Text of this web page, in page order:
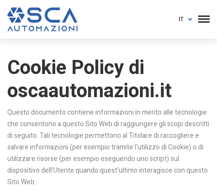
IT
Cookie Policy di
oscaautomazioni.it
Questo documento contiene informazioni in merito alle tecnologie
che consentono a questo Sito Web di raggiungere gli scopi descritti
di seguito. Tali tecnologie permettono al Titolare di raccogliere e
salvare informazioni (per esempio tramite l’utilizzo di Cookie) o di
utilizzare risorse (per esempio eseguendo uno script) sul
dispositivo dell’Utente quando quest’ultimo interagisce con questo
Sito Web.